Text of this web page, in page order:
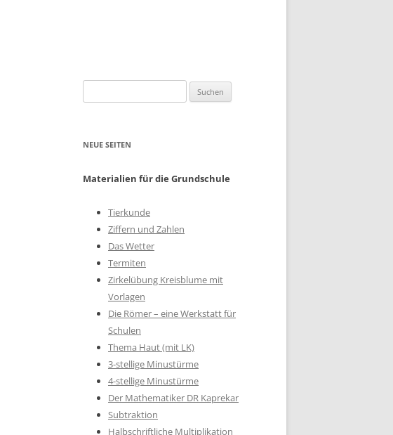
nach:
NEUE SEITEN
Materialien für die Grundschule
Tierkunde
Ziffern und Zahlen
Das Wetter
Termiten
Zirkelübung Kreisblume mit
Vorlagen
Die Römer – eine Werkstatt für
Schulen
Thema Haut (mit LK)
3-stellige Minustürme
4-stellige Minustürme
Der Mathematiker DR Kaprekar
Subtraktion
Halbschriftliche Multiplikation